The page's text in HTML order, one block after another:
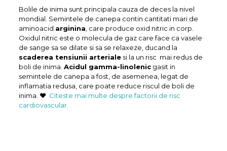
Bolile de inima sunt principala cauza de deces la nivel
mondial. Semintele de canepa contin cantitati mari de
aminoacid arginina , care produce oxid nitric in corp.
Oxidul nitric este o molecula de gaz care face ca vasele
de sange sa se dilate si sa se relaxeze, ducand la
scaderea tensiunii arterialesi la un risc mai redus de
boli de inima. Acidul gamma-linolenicgasit in
semintele de canepa a fost, de asemenea, legat de
inflamatia redusa, care poate reduce riscul de boli de
inima. ♥ Citeste mai multe despre factorii de risc
cardiovascular.